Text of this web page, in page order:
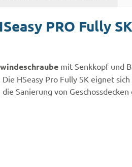
PRO Fully
mit Senkkopf und
HSeasy Pro Fully SK eignet
Sanierung von Geschossdecken